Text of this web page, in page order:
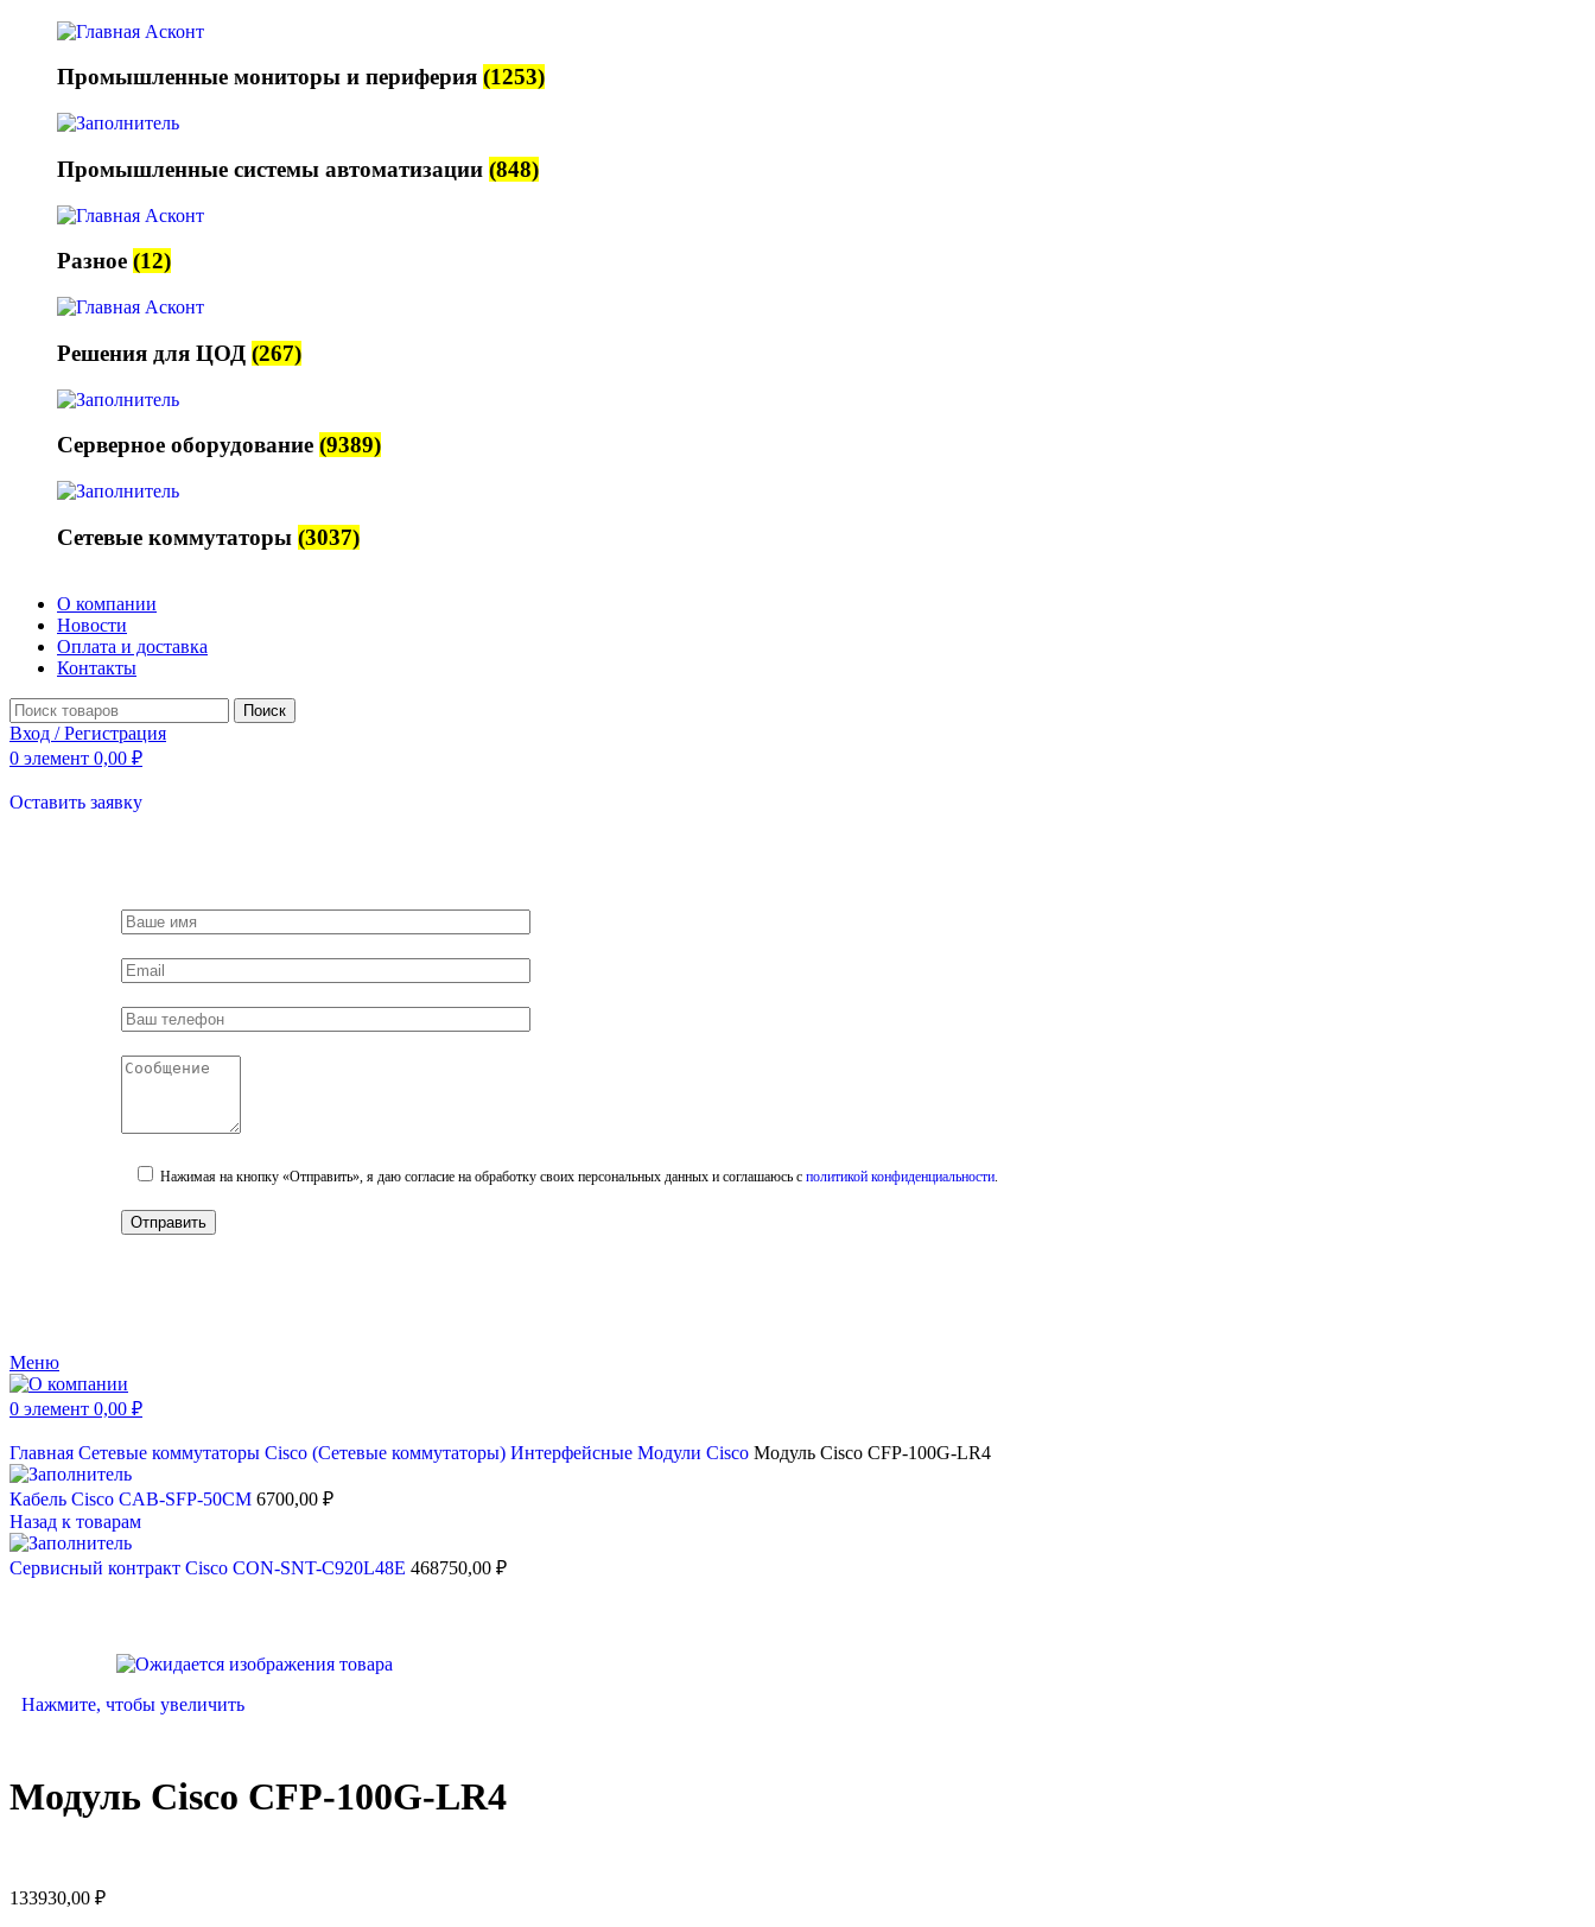
Промышленные мониторы и периферия (1253)
Промышленные системы автоматизации (848)
Разное (12)
Решения для ЦОД (267)
Серверное оборудование (9389)
Сетевые коммутаторы (3037)
О компании
Новости
Оплата и доставка
Контакты
Поиск
Вход / Регистрация
0 элемент 0,00 ₽
Оставить заявку
Нажимая на кнопку «Отправить», я даю согласие на обработку своих персональных данных и соглашаюсь с политикой конфиденциальности.
Меню
0 элемент 0,00 ₽
Главная Сетевые коммутаторы Cisco (Сетевые коммутаторы) Интерфейсные Модули Cisco Модуль Cisco CFP-100G-LR4
Кабель Cisco CAB-SFP-50CM 6700,00 ₽
Назад к товарам
Сервисный контракт Cisco CON-SNT-C920L48E 468750,00 ₽
Нажмите, чтобы увеличить
Модуль Cisco CFP-100G-LR4
133930,00 ₽